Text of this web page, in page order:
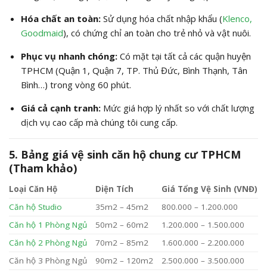
Hóa chất an toàn:Sử dụng hóa chất nhập khẩu (Klenco,
Goodmaid), có chứng chỉ an toàn cho trẻ nhỏ và vật nuôi.
Phục vụ nhanh chóng:Có mặt tại tất cả các quận huyện
TPHCM (Quận 1, Quận 7, TP. Thủ Đức, Bình Thạnh, Tân
Bình…) trong vòng 60 phút.
Giá cả cạnh tranh:Mức giá hợp lý nhất so với chất lượng
dịch vụ cao cấp mà chúng tôi cung cấp.
5. Bảng giá vệ sinh căn hộ chung cư TPHCM
(Tham khảo)
Loại Căn Hộ Diện Tích
Giá Tổng Vệ Sinh (VNĐ)
Căn hộ Studio
35m2 – 45m2
800.000 – 1.200.000
Căn hộ 1 Phòng Ngủ
50m2 – 60m2
1.200.000 – 1.500.000
Căn hộ 2 Phòng Ngủ
70m2 – 85m2
1.600.000 – 2.200.000
Căn hộ 3 Phòng Ngủ
90m2 – 120m2 2.500.000 – 3.500.000